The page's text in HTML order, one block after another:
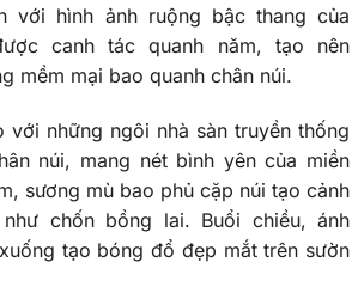
với hình ảnh ruộng bậc thang của
canh tác quanh năm, tạo nên
mềm mại bao quanh chân núi.
với những ngôi nhà sàn truyền thống
núi, mang nét bình yên của miền
sương mù bao phủ cặp núi tạo cảnh
chốn bồng lai. Buổi chiều, ánh
tạo bóng đổ đẹp mắt trên sườn